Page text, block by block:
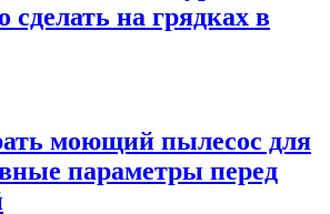
сделать на грядках в
моющий пылесос для
параметры перед